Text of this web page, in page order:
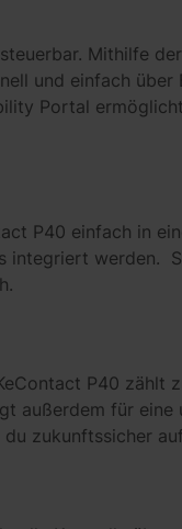
Mithilfe
und einfach
Portal
P40 einfach in
integriert werden.
P40 zählt
außerdem für
zukunftssicher